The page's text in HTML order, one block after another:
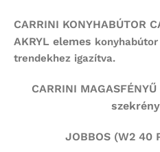
CARRINI KONYHABÚTOR
AKRYL elemes
trendekhez igazítva.
CARRINI
JOBBOS (W2 40